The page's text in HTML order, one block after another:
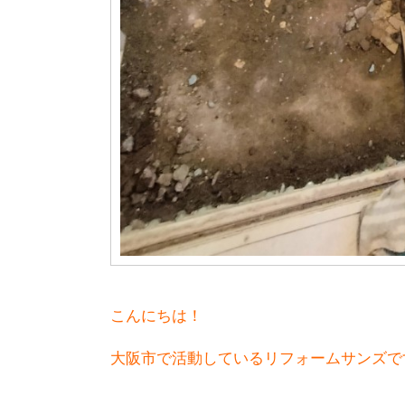
こんにちは！
大阪市で活動しているリフォームサンズ